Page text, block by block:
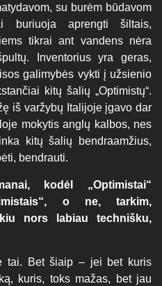
su burėm būdavom
buriuoja aprengti šiltais,
tikrai ant vandens nėra
Inventorius yra geras,
galimybės vykti į užsienio
kitų šalių „Optimistų“.
iš varžybų Italijoje įgavo dar
mokytis anglų kalbos, nes
kitų šalių bendraamžius,
bendrauti.
kodėl „Optimistai“
o ne, tarkim,
nors labiau technišku,
tai. Bet šiaip – jei bet kuris
kuris, toks mažas, bet jau